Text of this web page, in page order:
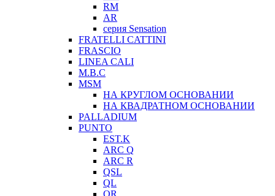
RM
AR
серия Sensation
FRATELLI CATTINI
FRASCIO
LINEA CALI
M.B.C
MSM
НА КРУГЛОМ ОСНОВАНИИ
НА КВАДРАТНОМ ОСНОВАНИИ
PALLADIUM
PUNTO
EST.K
ARC Q
ARC R
QSL
QL
QR